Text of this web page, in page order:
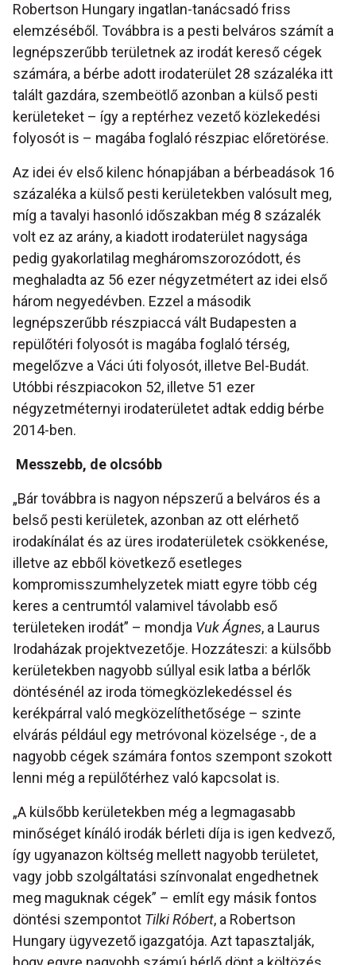
Robertson Hungary ingatlan-tanácsadó friss
elemzéséből. Továbbra is a pesti belváros számít a
legnépszerűbb területnek az irodát kereső cégek
számára, a bérbe adott irodaterület 28 százaléka itt
talált gazdára, szembeötlő azonban a külső pesti
kerületeket – így a reptérhez vezető közlekedési
folyosót is – magába foglaló részpiac előretörése.
Az idei év első kilenc hónapjában a bérbeadások 16
százaléka a külső pesti kerületekben valósult meg,
míg a tavalyi hasonló időszakban még 8 százalék
volt ez az arány, a kiadott irodaterület nagysága
pedig gyakorlatilag megháromszorozódott, és
meghaladta az 56 ezer négyzetmétert az idei első
három negyedévben. Ezzel a második
legnépszerűbb részpiaccá vált Budapesten a
repülőtéri folyosót is magába foglaló térség,
megelőzve a Váci úti folyosót, illetve Bel-Budát.
Utóbbi részpiacokon 52, illetve 51 ezer
négyzetméternyi irodaterületet adtak eddig bérbe
2014-ben.
Messzebb, de olcsóbb
„Bár továbbra is nagyon népszerű a belváros és a
belső pesti kerületek, azonban az ott elérhető
irodakínálat és az üres irodaterületek csökkenése,
illetve az ebből következő esetleges
kompromisszumhelyzetek miatt egyre több cég
keres a centrumtól valamivel távolabb eső
területeken irodát” – mondja Vuk Ágnes, a Laurus
Irodaházak projektvezetője. Hozzáteszi: a külsőbb
kerületekben nagyobb súllyal esik latba a bérlők
döntésénél az iroda tömegközlekedéssel és
kerékpárral való megközelíthetősége – szinte
elvárás például egy metróvonal közelsége -, de a
nagyobb cégek számára fontos szempont szokott
lenni még a repülőtérhez való kapcsolat is.
„A külsőbb kerületekben még a legmagasabb
minőséget kínáló irodák bérleti díja is igen kedvező,
így ugyanazon költség mellett nagyobb területet,
vagy jobb szolgáltatási színvonalat engedhetnek
meg maguknak cégek” – említ egy másik fontos
döntési szempontot Tilki Róbert, a Robertson
Hungary ügyvezető igazgatója. Azt tapasztalják,